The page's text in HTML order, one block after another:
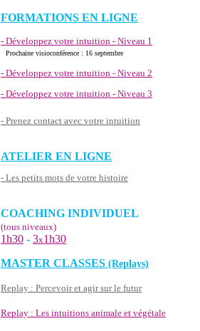
FORMATIONS EN LIGNE
- Développez votre intuition - Niveau 1
Prochaine visioconférence : 16 septembre
- Développez votre intuition - Niveau 2
- Développez votre intuition - Niveau 3
- Prenez contact avec votre intuition
ATELIER EN LIGNE
- Les petits mots de votre histoire
COACHING INDIVIDUEL
(tous niveaux)
1h30 - 3x1h30
MASTER CLASSES (Replays)
Replay : Percevoir et agir sur le futur
Replay : Les intuitions animale et végétale